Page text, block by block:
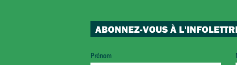
ABONNEZ-VOUS À
Prénom